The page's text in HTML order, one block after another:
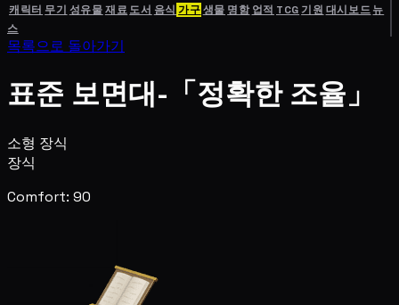
캐릭터 무기 성유물재료도서 음식 가구생물 명함 업적 TCG기원 대시보드뉴
스
목록으로 돌아가기
표준 보면대-「정확한 조율」
소형 장식
장식
Comfort: 90